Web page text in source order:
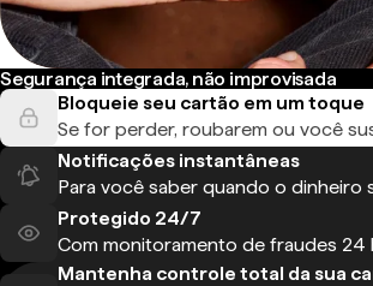
Segurança integrada, não improvisada
Bloqueie seu cartão em um toque
Se for perder, roubarem ou você
Notificações instantâneas
Para você saber quando o dinheiro
Protegido 24/7
Com monitoramento de fraudes 24
Mantenha controle total da sua